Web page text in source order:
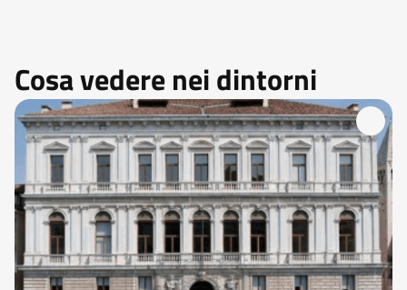
Cosa vedere nei dintorni